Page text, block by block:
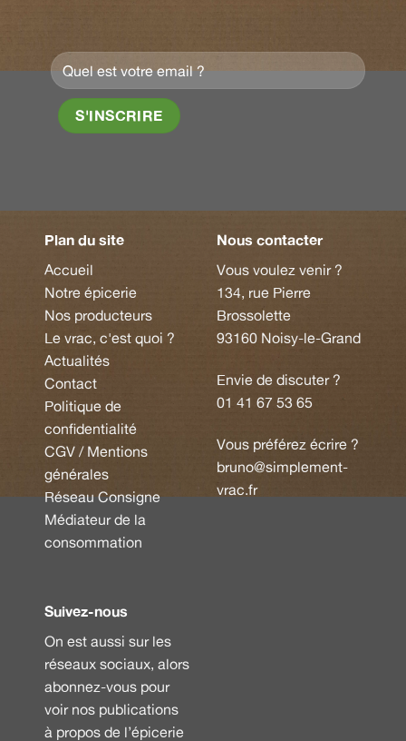
Plan du site
Accueil
Notre épicerie
Nos producteurs
Le vrac, c'est quoi ?
Actualités
Contact
Politique de
confidentialité
CGV / Mentions
générales
Réseau Consigne
Médiateur de la
consommation
Nous contacter
Vous voulez venir ?
134, rue Pierre
Brossolette
93160 Noisy-le-Grand
Envie de discuter ?
01 41 67 53 65
Vous préférez écrire ?
bruno@simplement-
vrac.fr
Suivez-nous
On est aussi sur les
réseaux sociaux, alors
abonnez-vous pour
voir nos publications
à propos de l’épicerie